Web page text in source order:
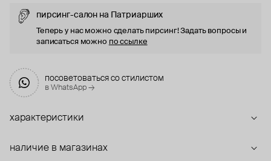
пирсинг-салон на Патриарших
Теперь у нас можно сделать пирсинг! Задать вопросы и
записаться можно по ссылке
посоветоваться со стилистом
в WhatsApp →
характеристики
наличие в магазинах